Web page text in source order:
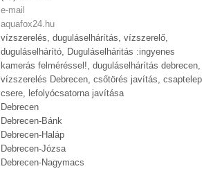
e-mail
aquafox24.hu
vízszerelés, duguláselhárítás, vízszerelő,
duguláselhárító, Duguláselháritás :ingyenes
kamerás felméréssel!, duguláselhárítás debrecen,
vízszerelés Debrecen, csőtörés javítás, csaptelep
csere, lefolyócsatorna javítása
Debrecen
Debrecen-Bánk
Debrecen-Haláp
Debrecen-Józsa
Debrecen-Nagymacs